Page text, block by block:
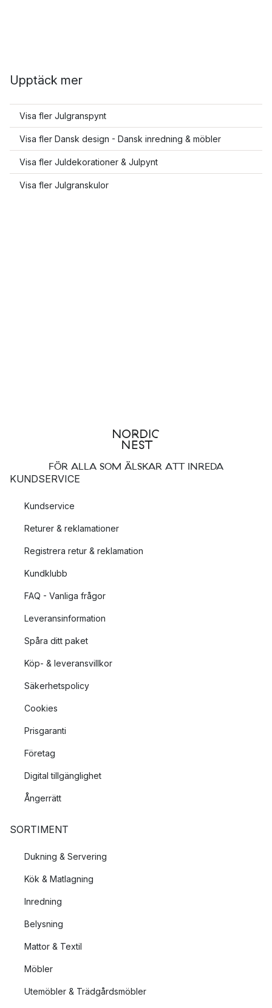
Upptäck mer
Visa fler Julgranspynt
Visa fler Dansk design - Dansk inredning & möbler
Visa fler Juldekorationer & Julpynt
Visa fler Julgranskulor
FÖR ALLA SOM ÄLSKAR ATT INREDA
KUNDSERVICE
Kundservice
Returer & reklamationer
Registrera retur & reklamation
Kundklubb
FAQ - Vanliga frågor
Leveransinformation
Spåra ditt paket
Köp- & leveransvillkor
Säkerhetspolicy
Cookies
Prisgaranti
Företag
Digital tillgänglighet
Ångerrätt
SORTIMENT
Dukning & Servering
Kök & Matlagning
Inredning
Belysning
Mattor & Textil
Möbler
Utemöbler & Trädgårdsmöbler